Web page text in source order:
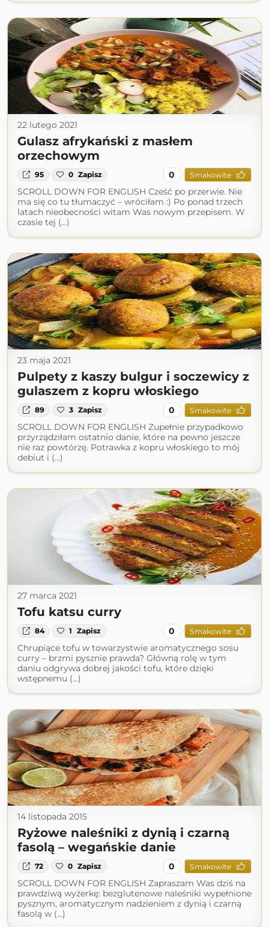
22 lutego 2021
Gulasz afrykański z masłem
orzechowym
95 0 Zapisz 0 Smakowite
SCROLL DOWN FOR ENGLISH Cześć po przerwie. Nie
ma się co tu tłumaczyć – wróciłam :) Po ponad trzech
latach nieobecności witam Was nowym przepisem. W
czasie tej (...)
23 maja 2021
Pulpety z kaszy bulgur i soczewicy z
gulaszem z kopru włoskiego
89 3 Zapisz 0 Smakowite
SCROLL DOWN FOR ENGLISH Zupełnie przypadkowo
przyrządziłam ostatnio danie, które na pewno jeszcze
nie raz powtórzę. Potrawka z kopru włoskiego to mój
debiut i (...)
27 marca 2021
Tofu katsu curry
84 1 Zapisz 0 Smakowite
Chrupiące tofu w towarzystwie aromatycznego sosu
curry – brzmi pysznie prawda? Główną rolę w tym
daniu odgrywa dobrej jakości tofu, które dzięki
wstępnemu (...)
14 listopada 2015
Ryżowe naleśniki z dynią i czarną
fasolą – wegańskie danie
72 0 Zapisz 0 Smakowite
SCROLL DOWN FOR ENGLISH Zapraszam Was dziś na
prawdziwą wyżerkę: bezglutenowe naleśniki wypełnione
pysznym, aromatycznym nadzieniem z dynią i czarną
fasolą w (...)